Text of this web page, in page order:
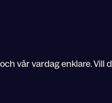
vår vardag enklare. Vill